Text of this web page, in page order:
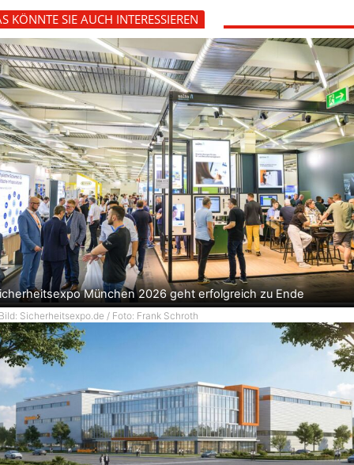
KÖNNTE SIE AUCH INTERESSIEREN
München 2026 geht erfolgreich zu Ende
Sicherheitsexpo.de / Foto: Frank Schroth